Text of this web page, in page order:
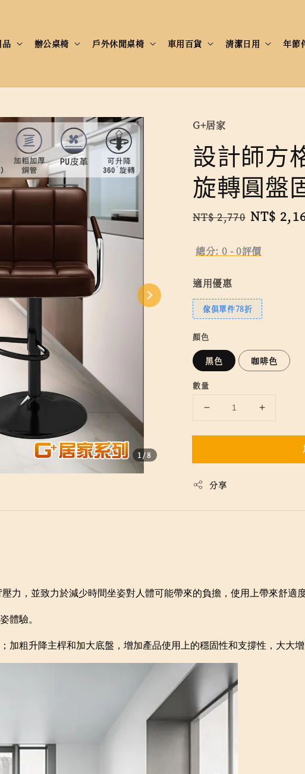
品 辦公桌椅 戶外休閒桌椅 車用百貨 清潔日用 年節
1 /8
G+居家
設計師方
旋轉圓盤
Regular
NT$ 2,770 Sale
NT$
總分: 0 -0評價
適用優惠
傢俱單件78折
顏色
黑色 咖啡色
數量
分享
力，並致力於減少時間坐姿對人體可能帶來的負擔，使用上帶來舒適
體驗。
粗升降主桿和加大底盤，增加產品使用上的穩固性和支撐性，大大增